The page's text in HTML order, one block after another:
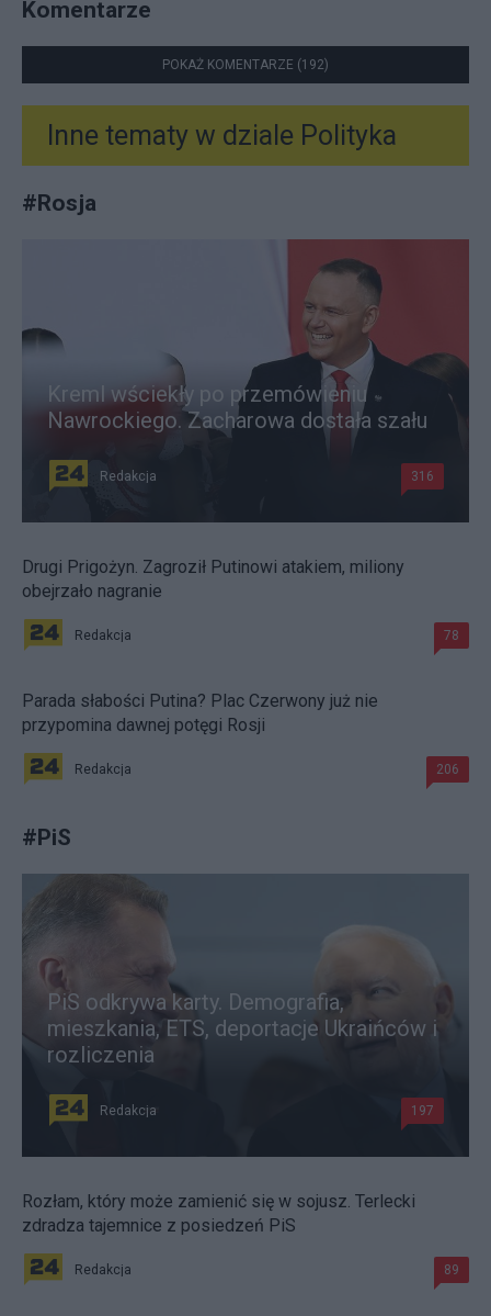
Komentarze
POKAŻ KOMENTARZE (192)
Inne tematy w dziale Polityka
#Rosja
Kreml wściekły po przemówieniu
Nawrockiego. Zacharowa dostała szału
Redakcja 316
Drugi Prigożyn. Zagroził Putinowi atakiem, miliony
obejrzało nagranie
Redakcja 78
Parada słabości Putina? Plac Czerwony już nie
przypomina dawnej potęgi Rosji
Redakcja 206
#PiS
PiS odkrywa karty. Demografia,
mieszkania, ETS, deportacje Ukraińców i
rozliczenia
Redakcja 197
Rozłam, który może zamienić się w sojusz. Terlecki
zdradza tajemnice z posiedzeń PiS
Redakcja 89